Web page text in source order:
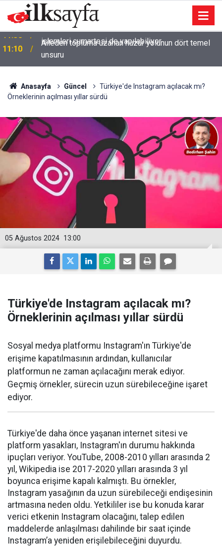
11:10
Aileden topluma uzanan huzur yolunun dört temel
unsuru
Anasayfa Güncel
Türkiye'de Instagram açılacak mı?
Örneklerinin açılması yıllar sürdü
13:00
05 Ağustos 2024
Türkiye'de Instagram açılacak mı?
Örneklerinin açılması yıllar sürdü
Sosyal medya platformu Instagram'ın Türkiye'de
erişime kapatılmasının ardından, kullanıcılar
platformun ne zaman açılacağını merak ediyor.
Geçmiş örnekler, sürecin uzun sürebileceğine işaret
ediyor.
Türkiye'de daha önce yaşanan internet sitesi ve
platform yasakları, Instagram'ın durumu hakkında
ipuçları veriyor. YouTube, 2008-2010 yılları arasında 2
yıl, Wikipedia ise 2017-2020 yılları arasında 3 yıl
boyunca erişime kapalı kalmıştı. Bu örnekler,
Instagram yasağının da uzun sürebileceği endişesinin
artmasına neden oldu. Yetkililer ise bu konuda karar
verici etkenin Instagram olacağını, talep edilen
maddelerde anlaşılması dahilinde bir saat içinde
Instagram’a yeniden erişilebileceğini duyurdu.